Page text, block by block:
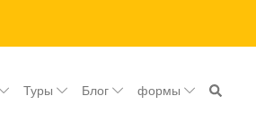
Туры Блог формы